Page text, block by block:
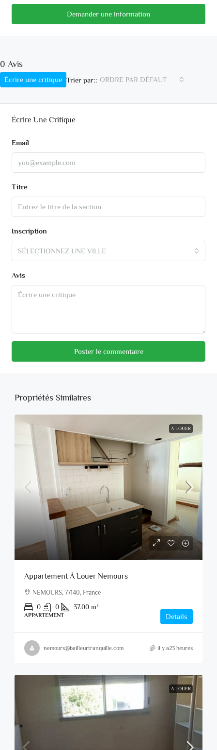
Demander une information
0 Avis
Trier par:: ORDRE PAR DÉFAUT
Écrire une critique
Écrire Une Critique
Email
Titre
Inscription
SÉLECTIONNEZ UNE VILLE
Avis
Poster le commentaire
Propriétés Similaires
A LOUER
Appartement À Louer Nemours
NEMOURS, 77140, France
0 0 37.00 m²
APPARTEMENT Details
nemours@bailleurtranquille.com il y a23 heures
A LOUER